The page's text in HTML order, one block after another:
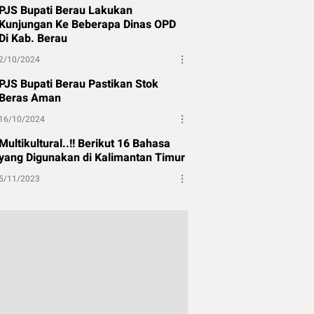
PJS Bupati Berau Lakukan
Kunjungan Ke Beberapa Dinas OPD
Di Kab. Berau
10/2024
PJS Bupati Berau Pastikan Stok
Beras Aman
16/10/2024
Multikultural..!! Berikut 16 Bahasa
Digunakan di Kalimantan Timur
5/11/2023